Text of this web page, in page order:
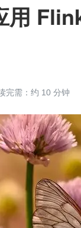
用
完需：约 10 分钟